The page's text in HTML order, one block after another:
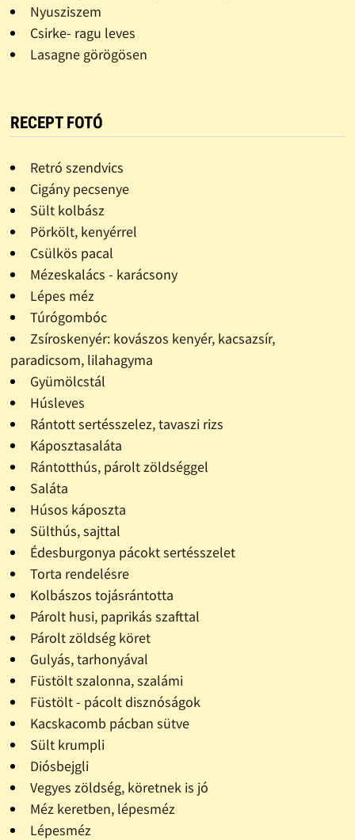
Nyusziszem
Csirke- ragu leves
Lasagne görögösen
RECEPT FOTÓ
Retró szendvics
Cigány pecsenye
Sült kolbász
Pörkölt, kenyérrel
Csülkös pacal
Mézeskalács - karácsony
Lépes méz
Túrógombóc
Zsíroskenyér: kovászos kenyér, kacsazsír,
paradicsom, lilahagyma
Gyümölcstál
Húsleves
Rántott sertésszelez, tavaszi rizs
Káposztasaláta
Rántotthús, párolt zöldséggel
Saláta
Húsos káposzta
Sülthús, sajttal
Édesburgonya pácokt sertésszelet
Torta rendelésre
Kolbászos tojásrántotta
Párolt husi, paprikás szafttal
Párolt zöldség köret
Gulyás, tarhonyával
Füstölt szalonna, szalámi
Füstölt - pácolt disznóságok
Kacskacomb pácban sütve
Sült krumpli
Diósbejgli
Vegyes zöldség, köretnek is jó
Méz keretben, lépesméz
Lépesméz